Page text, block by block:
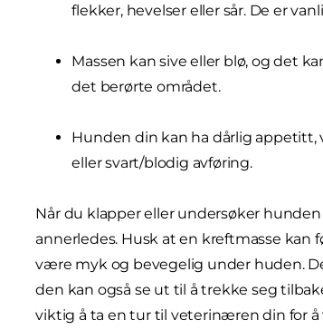
flekker, hevelser eller sår. De er
Massen kan sive eller blø, og det
det berørte området.
Hunden din kan ha dårlig appetitt,
eller svart/blodig avføring.
Når du klapper eller undersøker
annerledes. Husk at en kreftmasse
være myk og bevegelig under huden.
den kan også se ut til å trekke seg
viktig å ta en tur til veterinæren din for